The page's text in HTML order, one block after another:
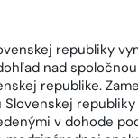
republiky
nad
republike.
v dohode